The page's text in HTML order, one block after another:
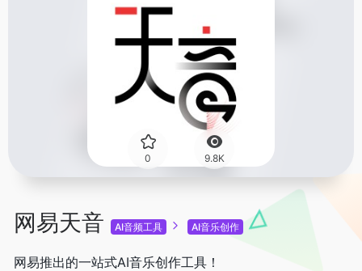
0 9.8K
网易天音 AI音频工具 AI音乐创作
网易推出的一站式AI音乐创作工具！